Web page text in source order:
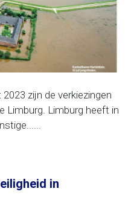
zijn de verkiezingen
Limburg. Limburg heeft in
in